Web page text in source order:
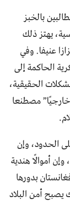
بالخبز
يهتز ذلك
عنيفا. وفي
الحاكمة إلى
الحقيقية،
مصطنعا
الحدود، وإن
أموالًا هندية
بدورها
يصبح أمن البلاد